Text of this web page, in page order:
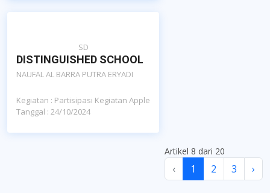
SD
DISTINGUISHED SCHOOL
NAUFAL AL BARRA PUTRA ERYADI
Kegiatan : Partisipasi Kegiatan Apple
Tanggal : 24/10/2024
Artikel 8 dari 20
‹ 1 2 3 ›